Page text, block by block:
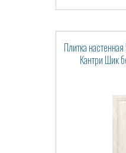
Плитка
Кантри Шик